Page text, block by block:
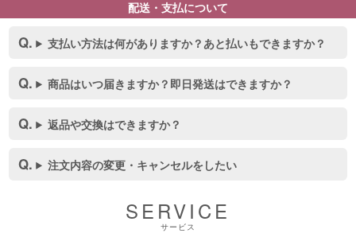
配送・支払について
支払い方法は何がありますか？あと払いもできますか？
商品はいつ届きますか？即日発送はできますか？
返品や交換はできますか？
注文内容の変更・キャンセルをしたい
SERVICE
サービス